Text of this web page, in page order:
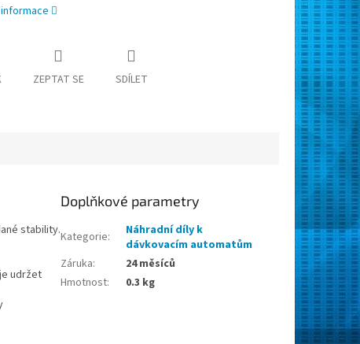
ZEPTAT SE SDÍLET
stability.
udržet
Doplňkové parametry
Kategorie:
Náhradní díly k
dávkovacím automatům
Záruka:
24 měsíců
Hmotnost: 0.3 kg